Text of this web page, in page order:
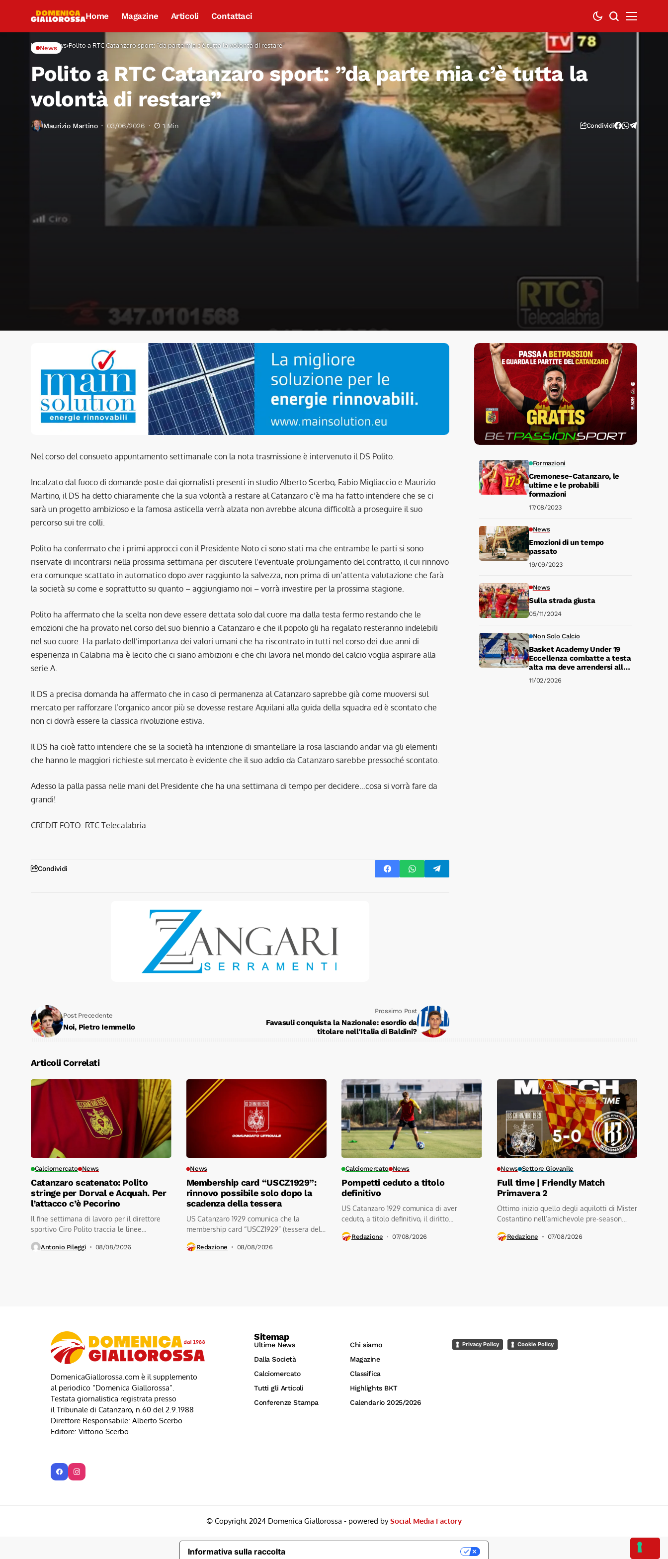
Home Magazine Articoli Contattaci
Home News Polito a RTC Catanzaro sport: ”da parte mia c’è tutta la volontà di restare”
News
Polito a RTC Catanzaro sport: ”da parte mia c’è tutta la
volontà di restare”
Maurizio Martino 03/06/2026 1 Min Condividi
Nel corso del consueto appuntamento settimanale con la nota trasmissione è intervenuto il DS Polito.
Incalzato dal fuoco di domande poste dai giornalisti presenti in studio Alberto Scerbo, Fabio Migliaccio e Maurizio
Martino, il DS ha detto chiaramente che la sua volontà a restare al Catanzaro c’è ma ha fatto intendere che se ci
sarà un progetto ambizioso e la famosa asticella verrà alzata non avrebbe alcuna difficoltà a proseguire il suo
percorso sui tre colli.
Polito ha confermato che i primi approcci con il Presidente Noto ci sono stati ma che entrambe le parti si sono
riservate di incontrarsi nella prossima settimana per discutere l’eventuale prolungamento del contratto, il cui rinnovo
era comunque scattato in automatico dopo aver raggiunto la salvezza, non prima di un’attenta valutazione che farà
la società su come e soprattutto su quanto – aggiungiamo noi – vorrà investire per la prossima stagione.
Polito ha affermato che la scelta non deve essere dettata solo dal cuore ma dalla testa fermo restando che le
emozioni che ha provato nel corso del suo biennio a Catanzaro e che il popolo gli ha regalato resteranno indelebili
nel suo cuore. Ha parlato dell’importanza dei valori umani che ha riscontrato in tutti nel corso dei due anni di
esperienza in Calabria ma è lecito che ci siano ambizioni e che chi lavora nel mondo del calcio voglia aspirare alla
serie A.
Il DS a precisa domanda ha affermato che in caso di permanenza al Catanzaro saprebbe già come muoversi sul
mercato per rafforzare l’organico ancor più se dovesse restare Aquilani alla guida della squadra ed è scontato che
non ci dovrà essere la classica rivoluzione estiva.
Il DS ha cioè fatto intendere che se la società ha intenzione di smantellare la rosa lasciando andar via gli elementi
che hanno le maggiori richieste sul mercato è evidente che il suo addio da Catanzaro sarebbe pressoché scontato.
Adesso la palla passa nelle mani del Presidente che ha una settimana di tempo per decidere…cosa si vorrà fare da
grandi!
CREDIT FOTO: RTC Telecalabria
Condividi
Post Precedente
Noi, Pietro Iemmello
Prossimo Post
Favasuli conquista la Nazionale: esordio da
titolare nell'Italia di Baldini?
Formazioni
Cremonese-Catanzaro, le
ultime e le probabili
formazioni
17/08/2023
News
Emozioni di un tempo
passato
19/09/2023
News
Sulla strada giusta
05/11/2024
Non Solo Calcio
Basket Academy Under 19
Eccellenza combatte a testa
alta ma deve arrendersi alla
corazzata FAP Brescia 79-67
11/02/2026
Articoli Correlati
Calciomercato News
Catanzaro scatenato: Polito
stringe per Dorval e Acquah. Per
l’attacco c’è Pecorino
Il fine settimana di lavoro per il direttore
sportivo Ciro Polito traccia le linee...
Antonio Pileggi 08/08/2026
News
Membership card “USCZ1929”:
rinnovo possibile solo dopo la
scadenza della tessera
US Catanzaro 1929 comunica che la
membership card “USCZ1929” (tessera del
Redazione 08/08/2026
Calciomercato News
Pompetti ceduto a titolo
definitivo
US Catanzaro 1929 comunica di aver
ceduto, a titolo definitivo, il diritto...
Redazione 07/08/2026
News Settore Giovanile
Full time | Friendly Match
Primavera 2
Ottimo inizio quello degli aquilotti di Mister
Costantino nell’amichevole pre-season
Redazione 07/08/2026
DomenicaGiallorossa.com è il supplemento
al periodico “Domenica Giallorossa”.
Testata giornalistica registrata presso
il Tribunale di Catanzaro, n.60 del 2.9.1988
Direttore Responsabile: Alberto Scerbo
Editore: Vittorio Scerbo
Sitemap
Ultime News
Chi siamo
Dalla Società
Magazine
Calciomercato
Classifica
Tutti gli Articoli
Highlights BKT
Conferenze Stampa
Calendario 2025/2026
Privacy Policy Cookie Policy
© Copyright 2024 Domenica Giallorossa - powered bySocial Media Factory
Informativa sulla raccolta